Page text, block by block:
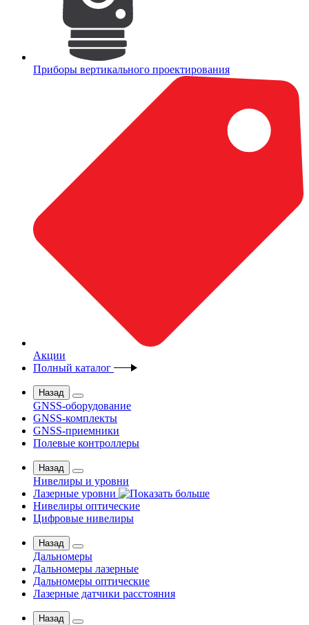
Приборы вертикального проектирования
Акции
Полный каталог
Назад
GNSS-оборудование
GNSS-комплекты
GNSS-приемники
Полевые контроллеры
Назад
Нивелиры и уровни
Лазерные уровни
Нивелиры оптические
Цифровые нивелиры
Назад
Дальномеры
Дальномеры лазерные
Дальномеры оптические
Лазерные датчики расстояния
Назад